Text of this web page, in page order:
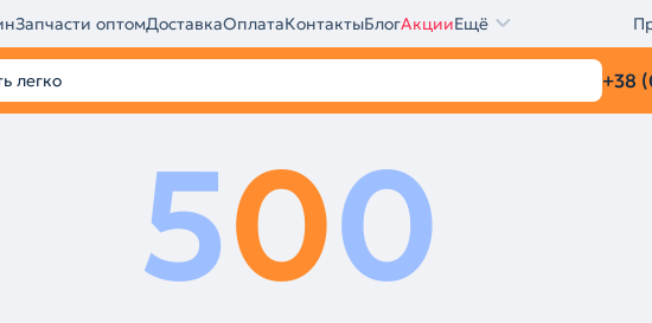
Запчасти оптомДоставкаОплатаКонтактыБлогАкцииЕщё
+38
500